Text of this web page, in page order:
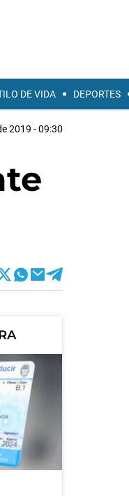
DE VIDA DEPORTES
2019 - 09:30